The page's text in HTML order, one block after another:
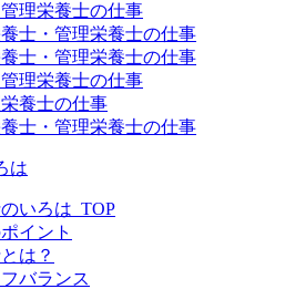
理栄養士の仕事
士・管理栄養士の仕事
士・管理栄養士の仕事
理栄養士の仕事
養士の仕事
士・管理栄養士の仕事
は
いろは_TOP
イント
は？
バランス